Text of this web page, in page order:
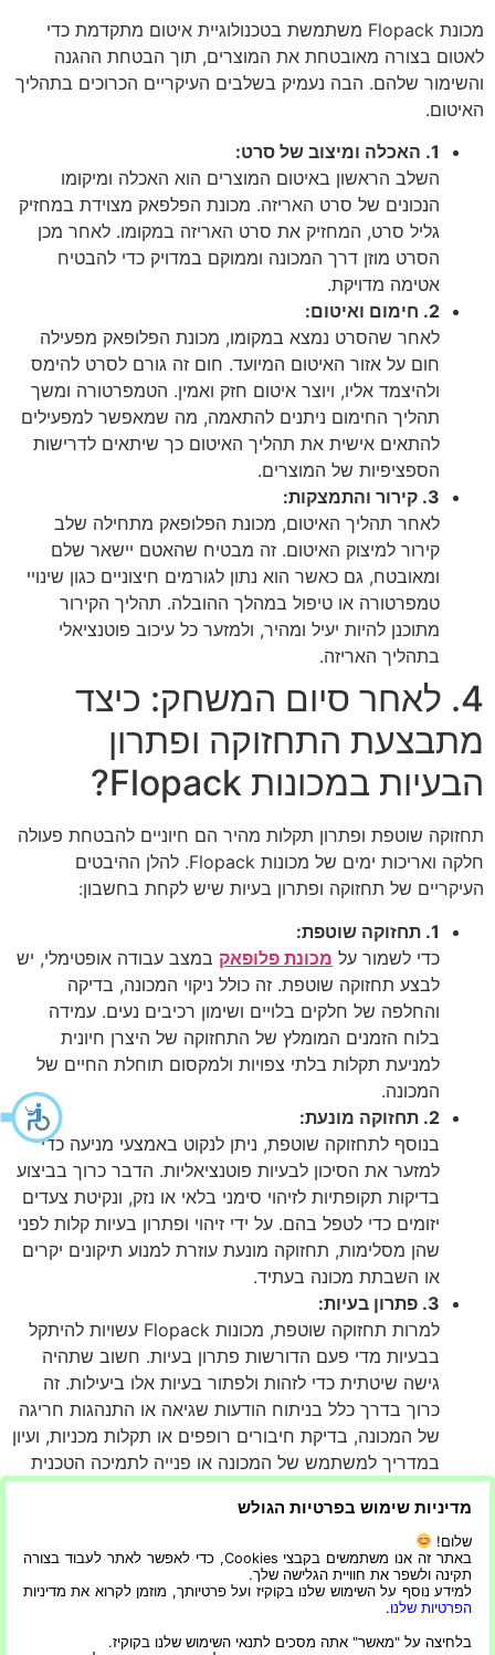
מכונת Flopack משתמשת בטכנולוגיית איטום מתקדמת כדי
לאטום בצורה מאובטחת את המוצרים, תוך הבטחת ההגנה
והשימור שלהם. הבה נעמיק בשלבים העיקריים הכרוכים בתהליך
האיטום.
1. האכלה ומיצוב של סרט:
השלב הראשון באיטום המוצרים הוא האכלה ומיקומו
הנכונים של סרט האריזה. מכונת הפלפאק מצוידת במחזיק
גליל סרט, המחזיק את סרט האריזה במקומו. לאחר מכן
הסרט מוזן דרך המכונה וממוקם במדויק כדי להבטיח
אטימה מדויקת.
2. חימום ואיטום:
לאחר שהסרט נמצא במקומו, מכונת הפלופאק מפעילה
חום על אזור האיטום המיועד. חום זה גורם לסרט להימס
ולהיצמד אליו, ויוצר איטום חזק ואמין. הטמפרטורה ומשך
תהליך החימום ניתנים להתאמה, מה שמאפשר למפעילים
להתאים אישית את תהליך האיטום כך שיתאים לדרישות
הספציפיות של המוצרים.
3. קירור והתמצקות:
לאחר תהליך האיטום, מכונת הפלופאק מתחילה שלב
קירור למיצוק האיטום. זה מבטיח שהאטם יישאר שלם
ומאובטח, גם כאשר הוא נתון לגורמים חיצוניים כגון שינויי
טמפרטורה או טיפול במהלך ההובלה. תהליך הקירור
מתוכנן להיות יעיל ומהיר, ולמזער כל עיכוב פוטנציאלי
בתהליך האריזה.
4. לאחר סיום המשחק: כיצד
מתבצעת התחזוקה ופתרון
הבעיות במכונות Flopack?
תחזוקה שוטפת ופתרון תקלות מהיר הם חיוניים להבטחת פעולה
חלקה ואריכות ימים של מכונות Flopack. להלן ההיבטים
העיקריים של תחזוקה ופתרון בעיות שיש לקחת בחשבון:
1. תחזוקה שוטפת:
כדי לשמור על מכונת פלופאק במצב עבודה אופטימלי, יש
לבצע תחזוקה שוטפת. זה כולל ניקוי המכונה, בדיקה
והחלפה של חלקים בלויים ושימון רכיבים נעים. עמידה
בלוח הזמנים המומלץ של התחזוקה של היצרן חיונית
למניעת תקלות בלתי צפויות ולמקסום תוחלת החיים של
המכונה.
2. תחזוקה מונעת:
בנוסף לתחזוקה שוטפת, ניתן לנקוט באמצעי מניעה כדי
למזער את הסיכון לבעיות פוטנציאליות. הדבר כרוך בביצוע
בדיקות תקופתיות לזיהוי סימני בלאי או נזק, ונקיטת צעדים
יזומים כדי לטפל בהם. על ידי זיהוי ופתרון בעיות קלות לפני
שהן מסלימות, תחזוקה מונעת עוזרת למנוע תיקונים יקרים
או השבתת מכונה בעתיד.
3. פתרון בעיות:
למרות תחזוקה שוטפת, מכונות Flopack עשויות להיתקל
בבעיות מדי פעם הדורשות פתרון בעיות. חשוב שתהיה
גישה שיטתית כדי לזהות ולפתור בעיות אלו ביעילות. זה
כרוך בדרך כלל בניתוח הודעות שגיאה או התנהגות חריגה
של המכונה, בדיקת חיבורים רופפים או תקלות מכניות, ועיון
במדריך למשתמש של המכונה או פנייה לתמיכה הטכנית
של היצרן לקבלת הדרכה.
אריזה. הטכנולוגיה המתוחכמת שלו, יחד עם הממשק
הידידותי למשתמש, הופכת אותו לבחירה פופולרית עבור
עסקים. עם הבנה טובה יותר של פעולתה, המשתמשים
יכולים לייעל את השימוש במכונה, ולהבטיח אריזת מוצר
מדיניות שימוש בפרטיות הגולש
שלום!
באתר זה אנו משתמשים בקבצי Cookies, כדי לאפשר לאתר לעבוד בצורה
תקינה ולשפר את חוויית הגלישה שלך.
למידע נוסף על השימוש שלנו בקוקיז ועל פרטיותך, מוזמן לקרוא את מדיניות
הפרטיות שלנו.
בלחיצה על "מאשר" אתה מסכים לתנאי השימוש שלנו בקוקיז.